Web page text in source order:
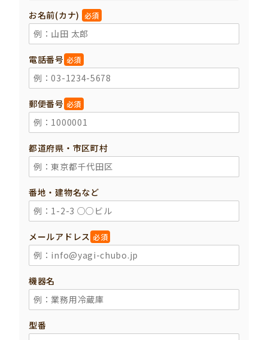
お名前(カナ) 必須
電話番号 必須
郵便番号 必須
都道府県・市区町村
番地・建物名など
メールアドレス 必須
機器名
型番